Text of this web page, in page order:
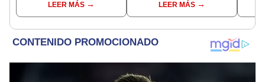
LEER MÁS
incompatible y falsedad
ideológica
LEER MÁS